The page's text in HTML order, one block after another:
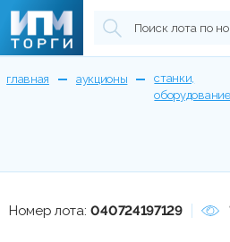
главная аукционы
станки,
оборудование
Номер лота: 040724197129